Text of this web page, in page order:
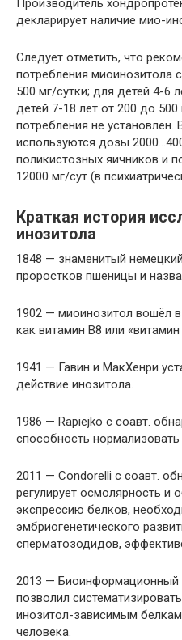
декларирует наличие мио-
Следует отметить, что
потребления миоинозитола
500 мг/сутки; для детей 4-6
детей 7-18 лет от 200 до
потребления не установлен.
используются дозы
поликистозных яичников и
12000 мг/сут (в
Краткая история
инозитола
1848 — знаменитый
проростков пшеницы и
1902 — миоинозитол вошёл
как витамин В8 или «витамин
1941 — Гавин и МакХенри
действие инозитола.
1986 — Rapiejko с соавт.
способность нормализовать
2011 — Condorelli с соавт.
регулирует осмолярность и
экспрессию белков,
эмбриогенетического
сперматозодидов,
2013 — Биоинформационный
позволил
инозитол-зависимым
человека.